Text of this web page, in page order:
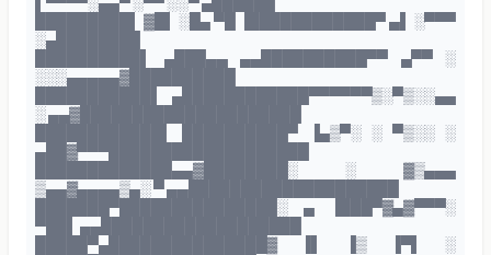
█████████▌ ▓█▌ ░█▄ ▀█ ▐████████████▀ ▄▌ ░▀▀▀
░▄████████
██████████▌ ▄███▄▄ ▄▄██████████▀▀ ▄▀▀ ░
░░░▄▄▄▄▄▓██████████
███████████▌ ▄████████████▀▀▀▀▀▀▒░▀▒░░▄▄
░ ▄▄▓█████████████████████
████████████▌ ██████████▀ ▐▄▒▀░ ░ ▀▒░░ ░
▄██▓▀▀▀███████████████████
█████████████▄▄▓████████░ ░ ▓▒▄▄▄
▒▄▄▓▄▄▄▄▒▄░ ▀ ▄▄████████████████████
███████▀███████████████░ ▄ ▐███▀▓▄▓▀▀▀░
▀██▌ ▄▄███████████████████
█████▀▄███████████████▓ ▐▌ ▐▒ ▐▀▌ ░